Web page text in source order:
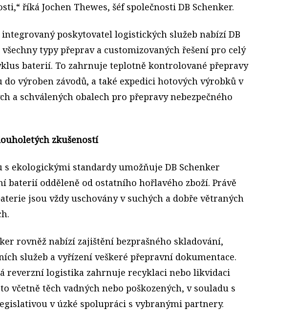
říká Jochen Thewes, šéf společnosti DB Schenker.
integrovaný poskytovatel logistických služeb nabízí DB
všechny typy přeprav a customizovaných řešení pro celý
baterií. To zahrnuje teplotně kontrolované přepravy
výroben závodů, a také expedici hotových výrobků v
a schválených obalech pro přepravy nebezpečného
zkušeností
s ekologickými standardy umožňuje DB Schenker
baterií odděleně od ostatního hořlavého zboží. Právě
jsou vždy uschovány v suchých a dobře větraných
rovněž nabízí zajištění bezprašného skladování,
služeb a vyřízení veškeré přepravní dokumentace.
reverzní logistika zahrnuje recyklaci nebo likvidaci
včetně těch vadných nebo poškozených, v souladu s
v úzké spolupráci s vybranými partnery.